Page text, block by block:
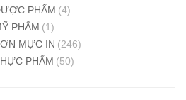
PHẨM (4)
PHẨM (1)
MỰC IN (246)
PHẨM (50)